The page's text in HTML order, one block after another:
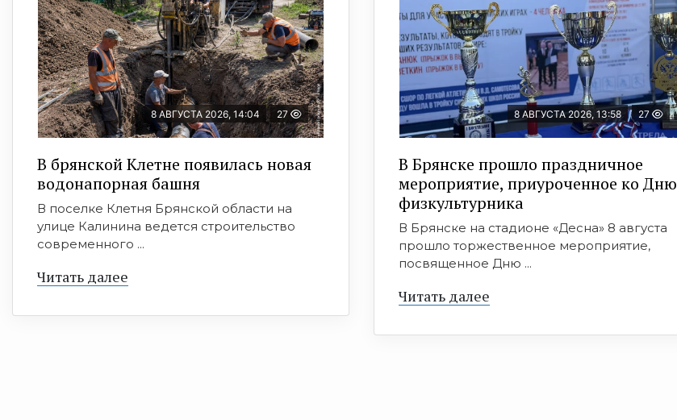
8 АВГУСТА 2026, 14:04 27
В брянской Клетне появилась новая
водонапорная башня
В поселке Клетня Брянской области на
улице Калинина ведется строительство
современного ...
Читать далее
8 АВГУСТА 2026, 13:58 27
В Брянске прошло праздничное
мероприятие, приуроченное ко Дню
физкультурника
В Брянске на стадионе «Десна» 8 августа
прошло торжественное мероприятие,
посвященное Дню ...
Читать далее